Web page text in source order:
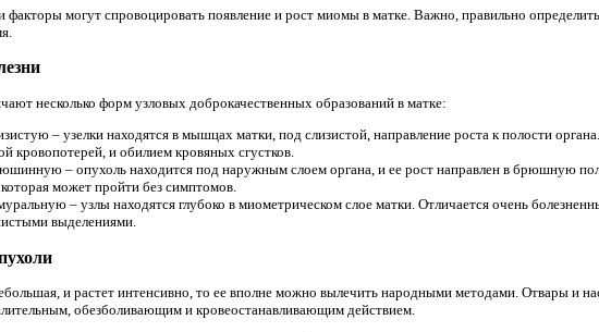
факторы могут спровоцировать появление и рост миомы в матке. Важно, правильно
несколько форм узловых доброкачественных образований в матке:
– узелки находятся в мышцах матки, под слизистой, направление роста к полости
кровопотерей, и обилием кровяных сгустков.
– опухоль находится под наружным слоем органа, и ее рост направлен в брюшную
может пройти без симптомов.
– узлы находятся глубоко в миометрическом слое матки. Отличается очень
выделениями.
и растет интенсивно, то ее вполне можно вылечить народными методами. Отвары и
обезболивающим и кровеостанавливающим действием.